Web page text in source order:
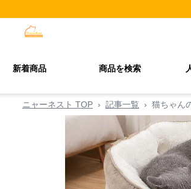
新着商品 商品を検索
ニャーネスト TOP › 記事一覧 › 猫ちゃん